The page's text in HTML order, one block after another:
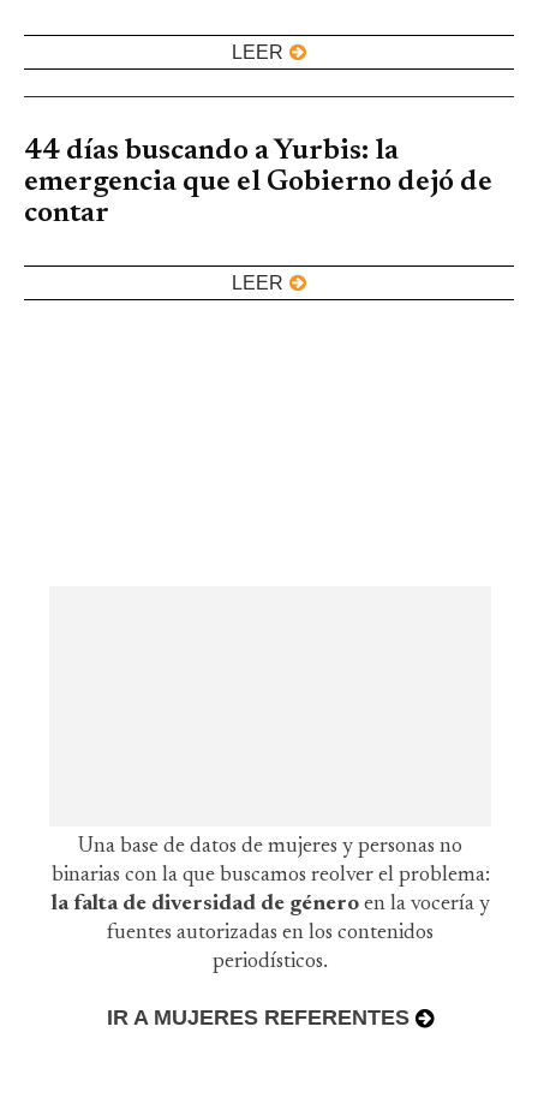
LEER
44 días buscando a Yurbis: la
emergencia que el Gobierno dejó de
contar
LEER
Una base de datos de mujeres y personas no
binarias con la que buscamos reolver el problema:
la falta de diversidad de género en la vocería y
fuentes autorizadas en los contenidos
periodísticos.
IR A MUJERES REFERENTES